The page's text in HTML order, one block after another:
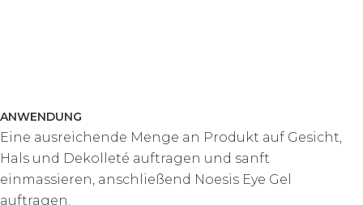
ANWENDUNG
Eine ausreichende Menge an Produkt auf Gesicht,
Hals und Dekolleté auftragen und sanft
einmassieren, anschließend Noesis Eye Gel
auftragen.